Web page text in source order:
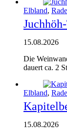
Elbland,
15.08.2026
Die
dauert ca. 2
Elbland,
15.08.2026